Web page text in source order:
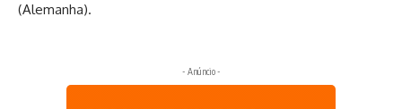
(Alemanha).
- Anúncio -